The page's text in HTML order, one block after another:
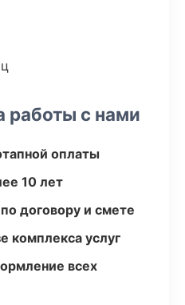
с нами
оплаты
10 лет
договору и смете
комплекса услуг
всех